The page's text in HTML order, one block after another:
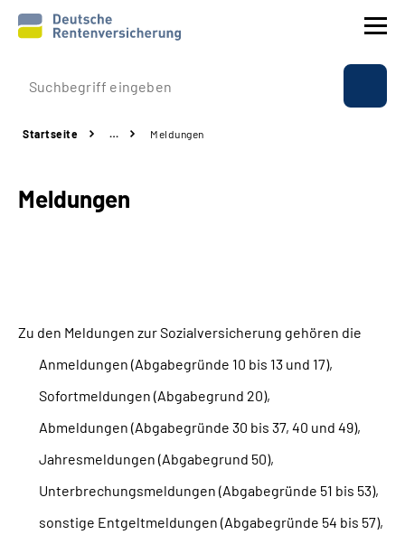
Prävention
Rente
Online-Services
Language
Startseite … Meldungen
Meldungen
Zu den Meldungen zur Sozialversicherung gehören die
Anmeldungen (Abgabegründe 10 bis 13 und 17),
Sofortmeldungen (Abgabegrund 20),
Abmeldungen (Abgabegründe 30 bis 37, 40 und 49),
Jahresmeldungen (Abgabegrund 50),
Unterbrechungsmeldungen (Abgabegründe 51 bis 53),
sonstige Entgeltmeldungen (Abgabegründe 54 bis 57),